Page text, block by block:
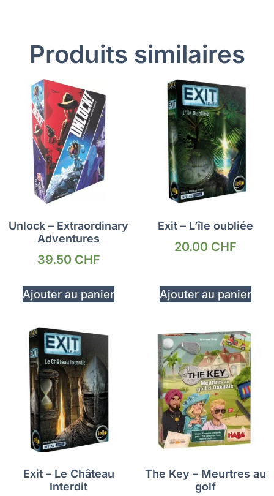
Produits similaires
Unlock – Extraordinary
Adventures
39.50 CHF
Ajouter au panier
Exit – L’île oubliée
20.00 CHF
Ajouter au panier
Exit – Le Château
Interdit
The Key – Meurtres au
golf